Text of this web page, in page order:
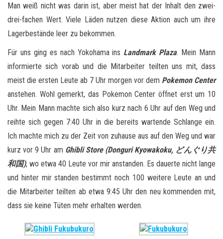
Man weiß nicht was darin ist, aber meist hat der Inhalt den zwei-
drei-fachen Wert. Viele Läden nutzen diese Aktion auch um ihre
Lagerbestände leer zu bekommen.
Für uns ging es nach Yokohama ins Landmark Plaza. Mein Mann
informierte sich vorab und die Mitarbeiter teilten uns mit, dass
meist die ersten Leute ab 7 Uhr morgen vor dem Pokemon Center
anstehen. Wohl gemerkt, das Pokemon Center öffnet erst um 10
Uhr. Mein Mann machte sich also kurz nach 6 Uhr auf den Weg und
reihte sich gegen 7:40 Uhr in die bereits wartende Schlange ein.
Ich machte mich zu der Zeit von zuhause aus auf den Weg und war
kurz vor 9 Uhr am Ghibli Store (Donguri Kyowakoku, どんぐり共
和国), wo etwa 40 Leute vor mir anstanden. Es dauerte nicht lange
und hinter mir standen bestimmt noch 100 weitere Leute an und
die Mitarbeiter teilten ab etwa 9:45 Uhr den neu kommenden mit,
dass sie keine Tüten mehr erhalten werden.